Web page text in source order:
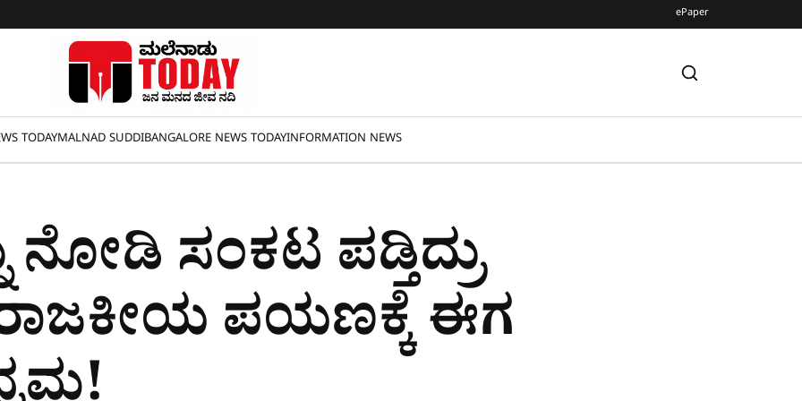
ePaper
TODAYMALNAD SUDDIBANGALORE NEWS TODAYINFORMATION NEWS
ನೋಡಿ ಸಂಕಟ ಪಡ್ತಿದ್ರು
ಪಯಣಕ್ಕೆ ಈಗ